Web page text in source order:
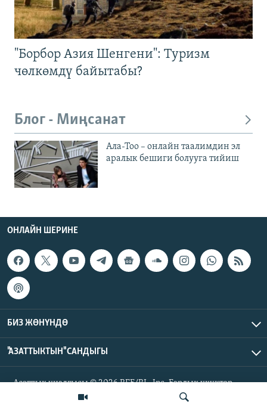
"Борбор Азия Шенгени": Туризм
чөлкөмдү байытабы?
Блог - Миңсанат
Ала-Тоо – онлайн таалимдин эл
аралык бешиги болууга тийиш
ОНЛАЙН ШЕРИНЕ
БИЗ ЖӨНҮНДӨ
"АЗАТТЫКТЫН" САНДЫГЫ
Азаттык үналгысы © 2026 RFE/RL, Inc. Бардык укуктар